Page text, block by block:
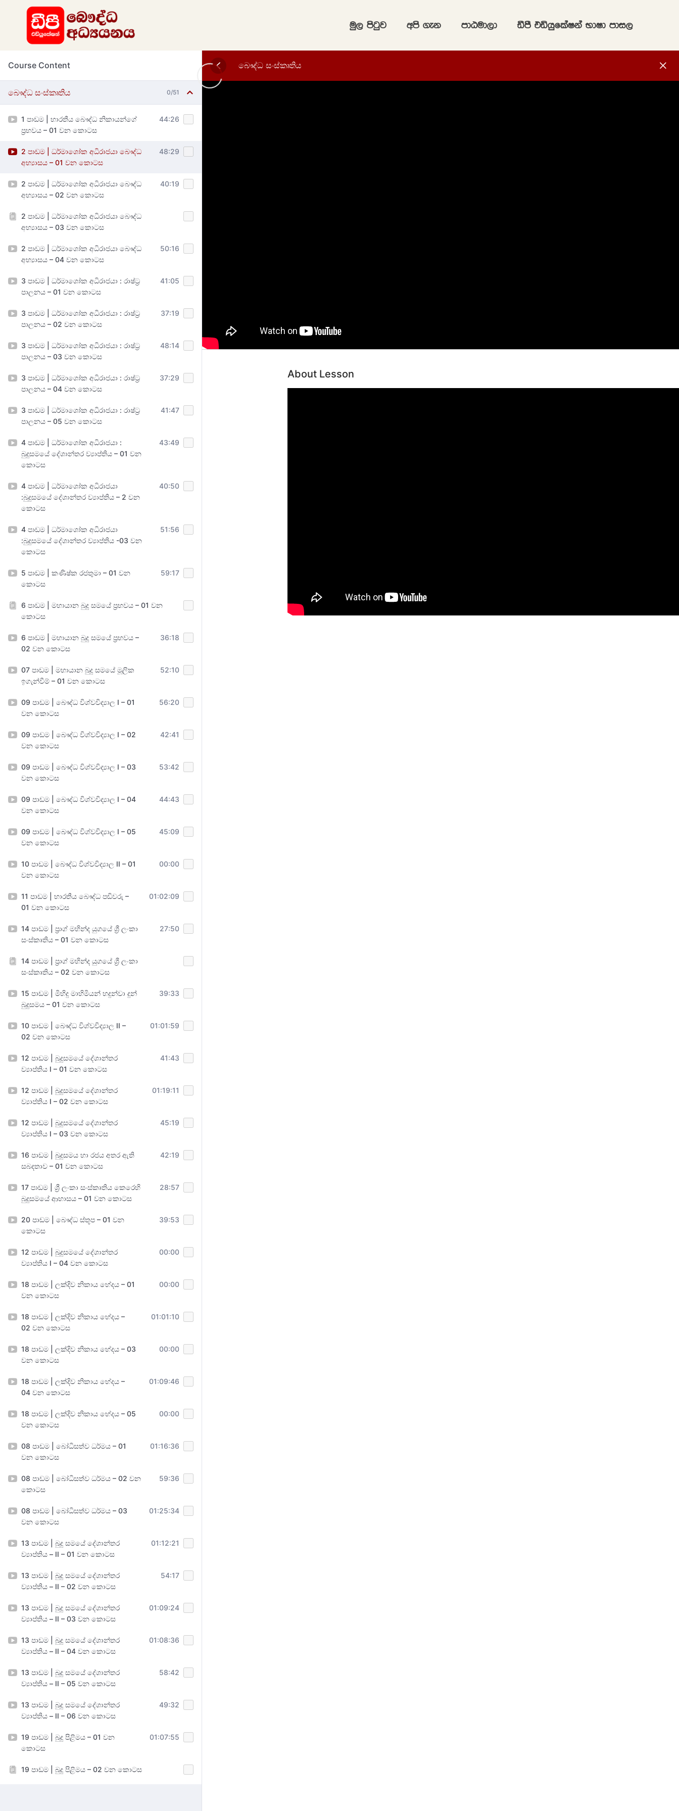
uq, msgqj wms .ek mdGud,d ãmS tähqflaIka NdId mdi,
Course Content
බෞද්ධ සංස්කෘතිය 0/51
1 පාඩම | භාරතීය බෞද්ධ නිකායන්ගේ
ප්‍රභවය – 01 වන කොටස
44:26
2 පාඩම | ධර්මාශෝක අධිරාජයා බෞද්ධ
අභ්‍යාසය – 01 වන කොටස
48:29
2 පාඩම | ධර්මාශෝක අධිරාජයා බෞද්ධ
අභ්‍යාසය – 02 වන කොටස
40:19
2 පාඩම | ධර්මාශෝක අධිරාජයා බෞද්ධ
අභ්‍යාසය – 03 වන කොටස
2 පාඩම | ධර්මාශෝක අධිරාජයා බෞද්ධ
අභ්‍යාසය – 04 වන කොටස
50:16
3 පාඩම | ධර්මාශෝක අධිරාජයා : රාෂ්ට්‍ර
පාලනය – 01 වන කොටස
41:05
3 පාඩම | ධර්මාශෝක අධිරාජයා : රාෂ්ට්‍ර
පාලනය – 02 වන කොටස
37:19
3 පාඩම | ධර්මාශෝක අධිරාජයා : රාෂ්ට්‍ර
පාලනය – 03 වන කොටස
48:14
3 පාඩම | ධර්මාශෝක අධිරාජයා : රාෂ්ට්‍ර
පාලනය – 04 වන කොටස
37:29
3 පාඩම | ධර්මාශෝක අධිරාජයා : රාෂ්ට්‍ර
පාලනය – 05 වන කොටස
41:47
4 පාඩම | ධර්මාශෝක අධිරාජයා :
බුදුසමයේ දේශාන්තර ව්‍යාප්තිය – 01 වන
කොටස
43:49
4 පාඩම | ධර්මාශෝක අධිරාජයා
:බුදුසමයේ දේශාන්තර ව්‍යාප්තිය – 2 වන
කොටස
40:50
4 පාඩම | ධර්මාශෝක අධිරාජයා
:බුදුසමයේ දේශාන්තර ව්‍යාප්තිය -03 වන
කොටස
51:56
5 පාඩම | කණිෂ්ක රජතුමා – 01 වන
කොටස
59:17
6 පාඩම | මහායාන බුදු සමයේ ප්‍රභවය – 01 වන
කොටස
6 පාඩම | මහායාන බුදු සමයේ ප්‍රභවය –
02 වන කොටස
36:18
07 පාඩම | මහායාන බුදු සමයේ මූලික
ඉගැන්වීම් – 01 වන කොටස
52:10
09 පාඩම | බෞද්ධ විශ්වවිද්‍යාල I – 01
වන කොටස
56:20
09 පාඩම | බෞද්ධ විශ්වවිද්‍යාල I – 02
වන කොටස
42:41
09 පාඩම | බෞද්ධ විශ්වවිද්‍යාල I – 03
වන කොටස
53:42
09 පාඩම | බෞද්ධ විශ්වවිද්‍යාල I – 04
වන කොටස
44:43
09 පාඩම | බෞද්ධ විශ්වවිද්‍යාල I – 05
වන කොටස
45:09
10 පාඩම | බෞද්ධ විශ්වවිද්‍යාල II – 01
වන කොටස
00:00
11 පාඩම | භාරතීය බෞද්ධ පඬිවරු –
01 වන කොටස
01:02:09
14 පාඩම | ප්‍රාග් මහින්ද යුගයේ ශ්‍රී ලංකා
සංස්කෘතිය – 01 වන කොටස
27:50
14 පාඩම | ප්‍රාග් මහින්ද යුගයේ ශ්‍රී ලංකා
සංස්කෘතිය – 02 වන කොටස
15 පාඩම | මිහිදු මාහිමියන් හදුන්වා දුන්
බුදුසමය – 01 වන කොටස
39:33
10 පාඩම | බෞද්ධ විශ්වවිද්‍යාල II –
02 වන කොටස
01:01:59
12 පාඩම | බුදුසමයේ දේශාන්තර
ව්‍යාප්තිය I – 01 වන කොටස
41:43
12 පාඩම | බුදුසමයේ දේශාන්තර
ව්‍යාප්තිය I – 02 වන කොටස
01:19:11
12 පාඩම | බුදුසමයේ දේශාන්තර
ව්‍යාප්තිය I – 03 වන කොටස
45:19
16 පාඩම | බුදුසමය හා රජය අතර ඇති
සබදතාව – 01 වන කොටස
42:19
17 පාඩම | ශ්‍රී ලංකා සංස්කෘතිය කෙරෙහි
බුදුසමයේ ආභාසය – 01 වන කොටස
28:57
20 පාඩම | බෞද්ධ ස්තූප – 01 වන
කොටස
39:53
12 පාඩම | බුදුසමයේ දේශාන්තර
ව්‍යාප්තිය I – 04 වන කොටස
00:00
18 පාඩම | ලක්දිව නිකාය භේදය – 01
වන කොටස
00:00
18 පාඩම | ලක්දිව නිකාය භේදය –
02 වන කොටස
01:01:10
18 පාඩම | ලක්දිව නිකාය භේදය – 03
වන කොටස
00:00
18 පාඩම | ලක්දිව නිකාය භේදය –
04 වන කොටස
01:09:46
18 පාඩම | ලක්දිව නිකාය භේදය – 05
වන කොටස
00:00
08 පාඩම | බෝධිසත්ව ධර්මය – 01
වන කොටස
01:16:36
08 පාඩම | බෝධිසත්ව ධර්මය – 02 වන
කොටස
59:36
08 පාඩම | බෝධිසත්ව ධර්මය – 03
වන කොටස
01:25:34
13 පාඩම | බුදු සමයේ දේශාන්තර
ව්‍යාප්තිය – II – 01 වන කොටස
01:12:21
13 පාඩම | බුදු සමයේ දේශාන්තර
ව්‍යාප්තිය – II – 02 වන කොටස
54:17
13 පාඩම | බුදු සමයේ දේශාන්තර
ව්‍යාප්තිය – II – 03 වන කොටස
01:09:24
13 පාඩම | බුදු සමයේ දේශාන්තර
ව්‍යාප්තිය – II – 04 වන කොටස
01:08:36
13 පාඩම | බුදු සමයේ දේශාන්තර
ව්‍යාප්තිය – II – 05 වන කොටස
58:42
13 පාඩම | බුදු සමයේ දේශාන්තර
ව්‍යාප්තිය – II – 06 වන කොටස
49:32
19 පාඩම | බුදු පිළිමය – 01 වන
කොටස
01:07:55
19 පාඩම | බුදු පිළිමය – 02 වන කොටස
බෞද්ධ සංස්කෘතිය
About Lesson